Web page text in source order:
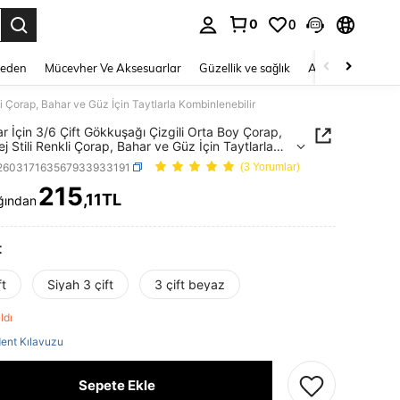
0 0
Mücevher Ve Aksesuarlar Güzellik ve sağlık Ayakkabı
Çorap, Bahar ve Güz İçin Taytlarla Kombinlenebilir
İçin 3/6 Çift Gökkuşağı Çizgili Orta Boy Çorap,
Stili Renkli Çorap, Bahar ve Güz İçin Taytlarla
(3 Yorumlar)
AND AVAILABILITY
215,11TL
Siyah 3 çift 3 çift beyaz
Kılavuzu
Sepete Ekle